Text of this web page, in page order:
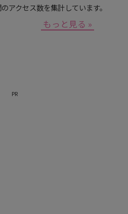
アクセス数を集計しています。
もっと見る »
PR